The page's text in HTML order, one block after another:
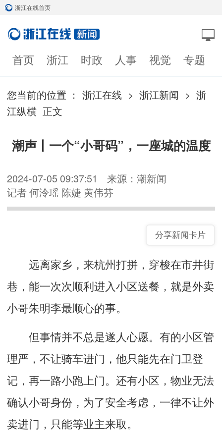
浙江在线首页
首页 浙江 时政 人事 视觉 专题
您当前的位置 ： 浙江在线 > 浙江新闻 > 浙
江纵横 正文
潮声丨一个“小哥码”，一座城的温度
2024-07-05 09:37:51
来源：潮新闻
记者 何泠瑶 陈婕 黄伟芬
分享新闻卡片
远离家乡，来杭州打拼，穿梭在市井街
巷，能一次次顺利进入小区送餐，就是外卖
小哥朱明李最顺心的事。
但事情并不总是遂人心愿。有的小区管
理严，不让骑车进门，他只能先在门卫登
记，再一路小跑上门。还有小区，物业无法
确认小哥身份，为了安全考虑，一律不让外
卖进门，只能等业主来取。